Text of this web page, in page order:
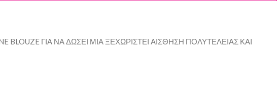
ΓΙΑ ΝΑ ΔΩΣΕΙ ΜΙΑ ΞΕΧΩΡΙΣΤΕΙ ΑΙΣΘΗΣΗ ΠΟΛΥΤΕΛΕΙΑΣ ΚΑΙ